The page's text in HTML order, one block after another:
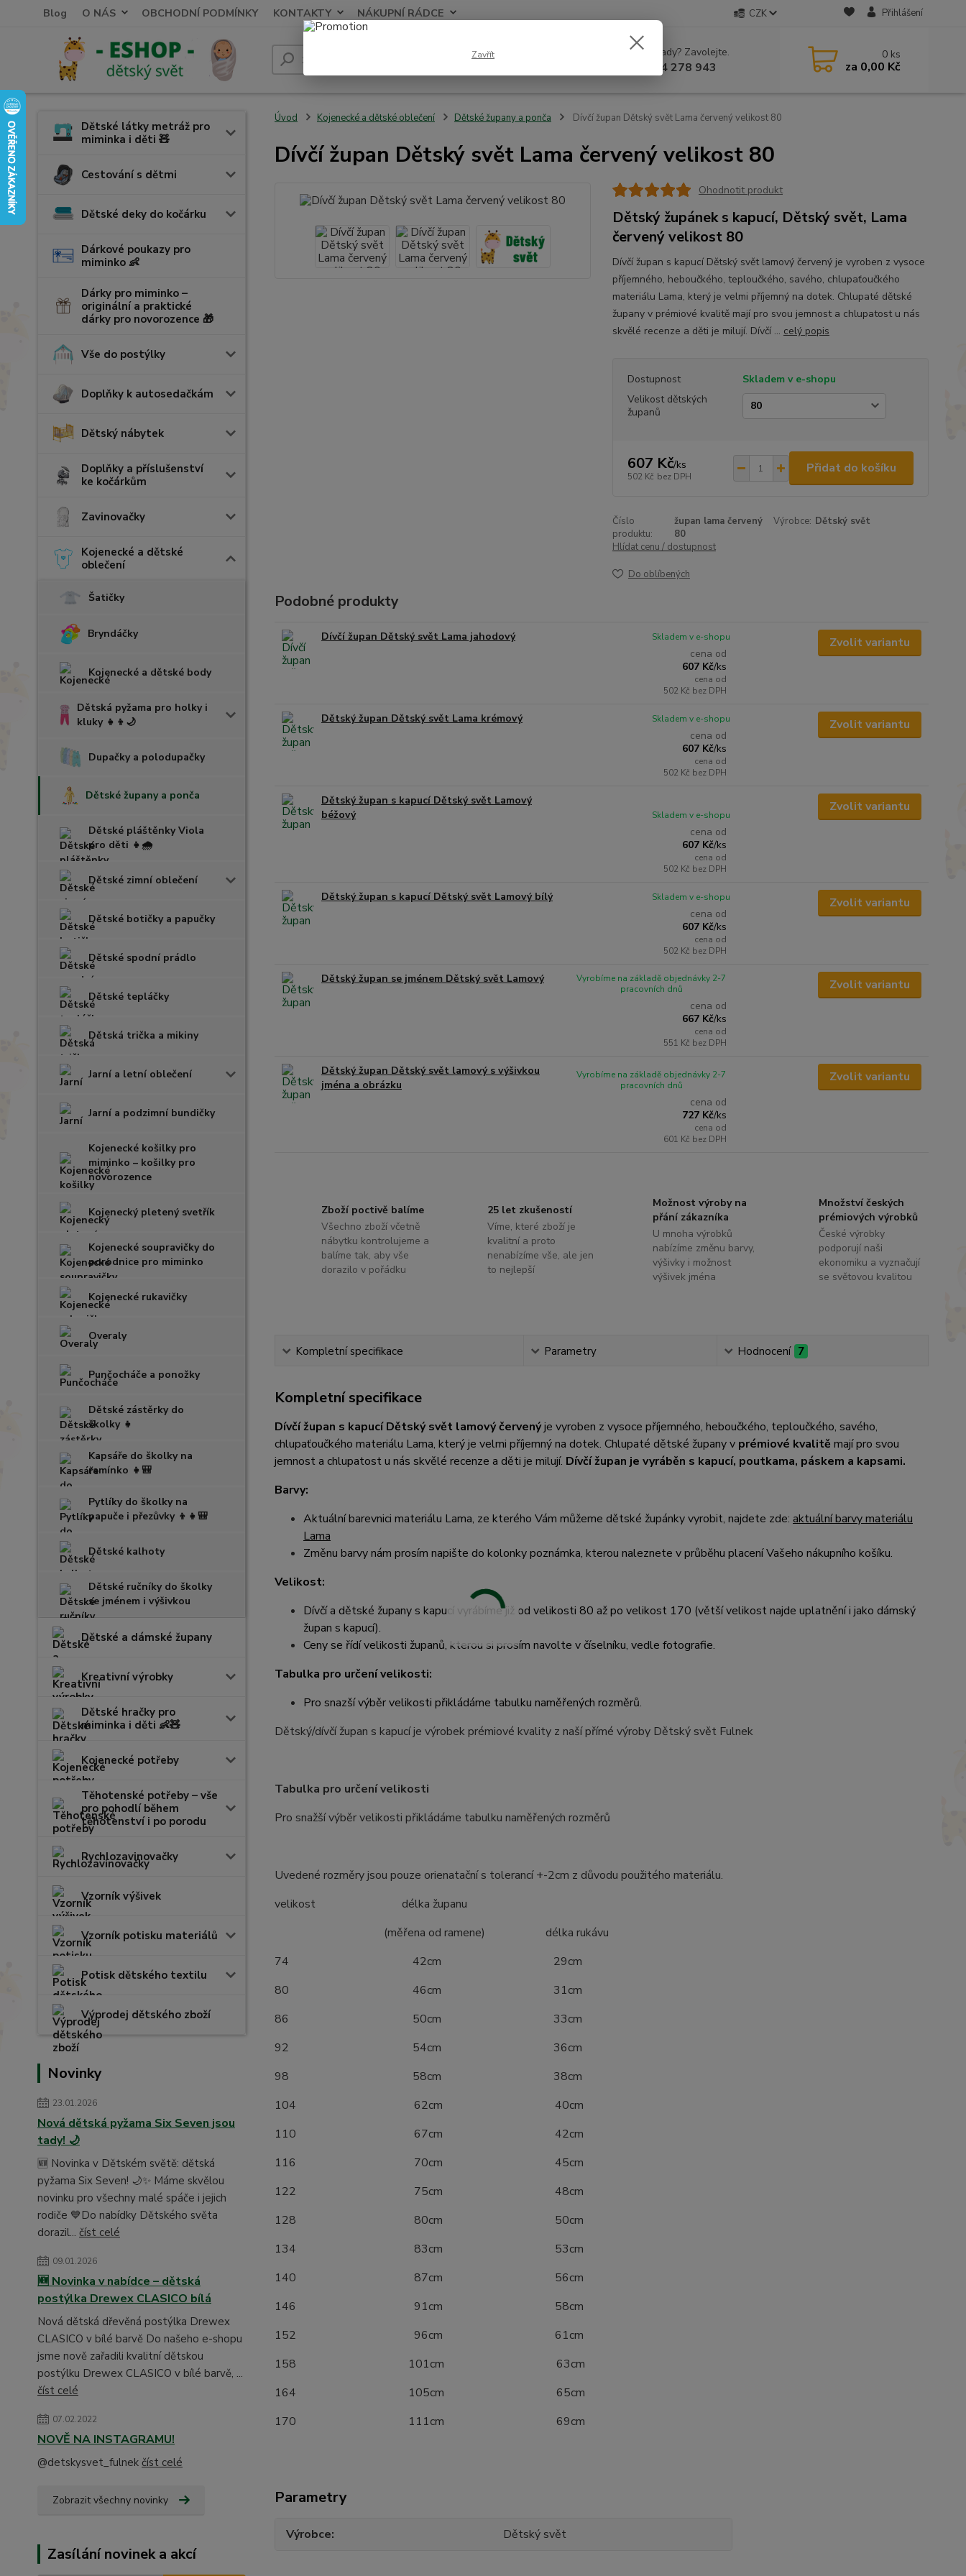
Blog O NÁS OBCHODNÍ PODMÍNKY KONTAKTY NÁKUPNÍ RÁDCE CZK Přihlášení
Hledat Nevíte si rady? Zavolejte.
+420 604 278 943
0 ks
za 0,00 Kč
Dětské látky metráž pro
miminka i děti 🧸
Cestování s dětmi
Dětské deky do kočárku
Dárkové poukazy pro
miminko 👶
Dárky pro miminko –
originální a praktické
dárky pro novorozence 🎁
Vše do postýlky
Doplňky k autosedačkám
Dětský nábytek
Doplňky a příslušenství
ke kočárkům
Zavinovačky
Kojenecké a dětské
oblečení
Šatičky
Bryndáčky
Kojenecké a dětské body
Dětská pyžama pro holky i
kluky 👧👦🌙
Dupačky a polodupačky
Dětské župany a ponča
Dětské pláštěnky Viola
pro děti 👧🌧️
Dětské zimní oblečení
Dětské botičky a papučky
Dětské spodní prádlo
Dětské tepláčky
Dětská trička a mikiny
Jarní a letní oblečení
Jarní a podzimní bundičky
Kojenecké košilky pro
miminko – košilky pro
novorozence
Kojenecký pletený svetřík
Kojenecké soupravičky do
porodnice pro miminko
Kojenecké rukavičky
Overaly
Punčocháče a ponožky
Dětské zástěrky do
školky 👧
Kapsáře do školky na
ramínko 👧🎒
Pytlíky do školky na
papuče i přezůvky 👦👧🎒
Dětské kalhoty
Dětské ručníky do školky
se jménem i výšivkou
Dětské a dámské župany
Kreativní výrobky
Dětské hračky pro
miminka i děti 👶🧸
Kojenecké potřeby
Těhotenské potřeby – vše
pro pohodlí během
těhotenství i po porodu
Rychlozavinovačky
Vzorník výšivek
Vzorník potisku materiálů
Potisk dětského textilu
Výprodej dětského zboží
Novinky
23.01.2026
Nová dětská pyžama Six Seven jsou
tady! 🌙
🆕 Novinka v Dětském světě: dětská
pyžama Six Seven! 🌙✨ Máme skvělou
novinku pro všechny malé spáče i jejich
rodiče 💙Do nabídky Dětského světa
dorazil... číst celé
09.01.2026
🆕 Novinka v nabídce – dětská
postýlka Drewex CLASICO bílá
Nová dětská dřevěná postýlka Drewex
CLASICO v bílé barvě Do našeho e-shopu
jsme nově zařadili kvalitní dětskou
postýlku Drewex CLASICO v bílé barvě, ...
číst celé
07.02.2022
NOVĚ NA INSTAGRAMU!
@detskysvet_fulnek číst celé
Zobrazit všechny novinky
Zasílání novinek a akcí
Úvod Kojenecké a dětské oblečení Dětské župany a ponča Dívčí župan Dětský svět Lama červený velikost 80
Dívčí župan Dětský svět Lama červený velikost 80
Ohodnotit produkt
Dětský župánek s kapucí, Dětský svět, Lama
červený velikost 80
Dívčí župan s kapucí Dětský svět lamový červený je vyroben z vysoce
příjemného, heboučkého, teploučkého, savého, chlupaťoučkého
materiálu Lama, který je velmi příjemný na dotek. Chlupaté dětské
župany v prémiové kvalitě mají pro svou jemnost a chlupatost u nás
skvělé recenze a děti je milují. Dívčí ... celý popis
Dostupnost
Skladem v e-shopu
Velikost dětských
županů
607 Kč/ks
502 Kč bez DPH
Přidat do košíku
Číslo
produktu:
župan lama červený
80
Výrobce: Dětský svět
Hlídat cenu / dostupnost
Do oblíbených
Podobné produkty
Dívčí župan Dětský svět Lama jahodový
cena od
607 Kč/ks
cena od
502 Kč bez DPH
Skladem v e-shopu Zvolit variantu
Dětský župan Dětský svět Lama krémový
cena od
607 Kč/ks
cena od
502 Kč bez DPH
Skladem v e-shopu Zvolit variantu
Dětský župan s kapucí Dětský svět Lamový
béžový
cena od
607 Kč/ks
cena od
502 Kč bez DPH
Skladem v e-shopu
Zvolit variantu
Dětský župan s kapucí Dětský svět Lamový bílý
cena od
607 Kč/ks
cena od
502 Kč bez DPH
Skladem v e-shopu Zvolit variantu
Dětský župan se jménem Dětský svět Lamový
cena od
667 Kč/ks
cena od
551 Kč bez DPH
Vyrobíme na základě objednávky 2-7
pracovních dnů
Zvolit variantu
Dětský župan Dětský svět lamový s výšivkou
jména a obrázku
cena od
727 Kč/ks
cena od
601 Kč bez DPH
Vyrobíme na základě objednávky 2-7
pracovních dnů
Zvolit variantu
Zboží poctivě balíme
Všechno zboží včetně
nábytku kontrolujeme a
balíme tak, aby vše
dorazilo v pořádku
25 let zkušeností
Víme, které zboží je
kvalitní a proto
nenabízíme vše, ale jen
to nejlepší
Možnost výroby na
přání zákazníka
U mnoha výrobků
nabízíme změnu barvy,
výšivky i možnost
výšivek jména
Množství českých
prémiových výrobků
České výrobky
podporují naši
ekonomiku a vyznačují
se světovou kvalitou
Kompletní specifikace Parametry Hodnocení 7
Kompletní specifikace
Dívčí župan s kapucí Dětský svět lamový červenýje vyroben z vysoce příjemného, heboučkého, teploučkého, savého,
chlupaťoučkého materiálu Lama, který je velmi příjemný na dotek. Chlupaté dětské župany v prémiové kvalitě mají pro svou
jemnost a chlupatost u nás skvělé recenze a děti je milují. Dívčí župan je vyráběn s kapucí, poutkama, páskem a kapsami.
Barvy:
Aktuální barevnici materiálu Lama, ze kterého Vám můžeme dětské župánky vyrobit, najdete zde: aktuální barvy materiálu
Lama
Změnu barvy nám prosím napište do kolonky poznámka, kterou naleznete v průběhu placení Vašeho nákupního košíku.
Velikost:
Dívčí a dětské župany s kapucí vyrábíme již od velikosti 80 až po velikost 170 (větší velikost najde uplatnění i jako dámský
župan s kapucí).
Ceny se řídí velikosti županů, kterou si prosím navolte v číselníku, vedle fotografie.
Tabulka pro určení velikosti:
Pro snazší výběr velikosti přikládáme tabulku naměřených rozměrů.
Dětský/dívčí župan s kapucí je výrobek prémiové kvality z naší přímé výroby Dětský svět Fulnek
Tabulka pro určení velikosti
Pro snažší výběr velikosti přikládáme tabulku naměřených rozměrů
Uvedené rozměry jsou pouze orienatační s tolerancí +-2cm z důvodu použitého materiálu.
velikost délka županu
(měřena od ramene) délka rukávu
74 42cm 29cm
80 46cm 31cm
86 50cm 33cm
92 54cm 36cm
98 58cm 38cm
104 62cm 40cm
110 67cm 42cm
116 70cm 45cm
122 75cm 48cm
128 80cm 50cm
134 83cm 53cm
140 87cm 56cm
146 91cm 58cm
152 96cm 61cm
158 101cm 63cm
164 105cm 65cm
170 111cm 69cm
Parametry
Výrobce Dětský svět
Zavřít